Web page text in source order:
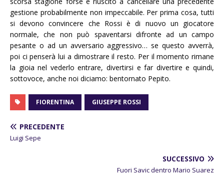
gestione probabilmente non impeccabile. Per prima cosa, tutti
si devono convincere che Rossi è di nuovo un giocatore
normale, che non può spaventarsi difronte ad un campo
pesante o ad un avversario aggressivo… se questo avverrà,
poi ci penserà lui a dimostrare il resto. Per il momento rimane
la gioia nel vederlo entrare, divertirsi e far divertire e quindi,
sottovoce, anche noi diciamo: bentornato Pepito.
FIORENTINA GIUSEPPE ROSSI
PRECEDENTE
Luigi Sepe
SUCCESSIVO
Fuori Savic dentro Mario Suarez